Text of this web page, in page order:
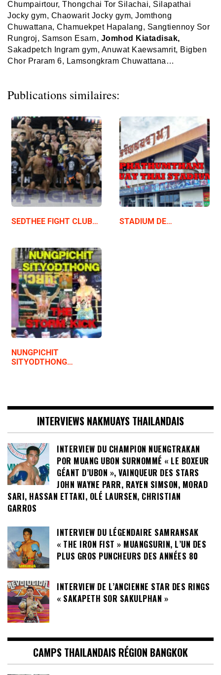
Chumpairtour, Thongchai Tor Silachai, Silapathai
Jocky gym, Chaowarit Jocky gym, Jomthong
Chuwattana, ChamuekpetHapalang, Sangtiennoy Sor
Rungroj, Samson Esarn, Jomhod Kiatadisak,
Sakadpetch Ingram gym, Anuwat Kaewsamrit, Bigben
Chor Praram 6, Lamsongkram Chuwattana…
Publications similaires:
SEDTHEE FIGHT CLUB… STADIUM DE…
NUNGPICHIT
SITYODTHONG…
INTERVIEWS NAKMUAYS THAILANDAIS
INTERVIEW DU CHAMPION NUENGTRAKAN
POR MUANG UBON SURNOMMÉ « LE BOXEUR
GÉANT D’UBON », VAINQUEUR DES STARS
JOHN WAYNE PARR, RAYEN SIMSON, MORAD
SARI, HASSAN ETTAKI, OLÉ LAURSEN, CHRISTIAN
GARROS
INTERVIEW DU LÉGENDAIRE SAMRANSAK
« THE IRON FIST » MUANGSURIN, L’UN DES
PLUS GROS PUNCHEURS DES ANNÉES 80
INTERVIEW DE L’ANCIENNE STAR DES RINGS
« SAKAPETH SOR SAKULPHAN »
CAMPS THAILANDAIS RÉGION BANGKOK